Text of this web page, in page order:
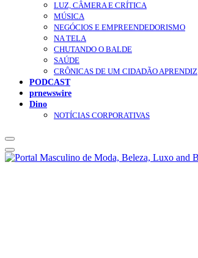
LUZ, CÂMERA E CRÍTICA
MÚSICA
NEGÓCIOS E EMPREENDEDORISMO
NA TELA
CHUTANDO O BALDE
SAÚDE
CRÔNICAS DE UM CIDADÃO APRENDIZ
PODCAST
prnewswire
Dino
NOTÍCIAS CORPORATIVAS